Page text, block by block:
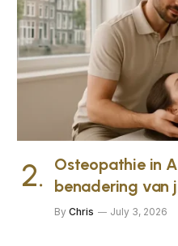
Osteopathie in
benadering van
By Chris July 3, 2026